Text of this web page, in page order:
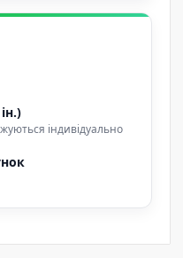
індивідуально